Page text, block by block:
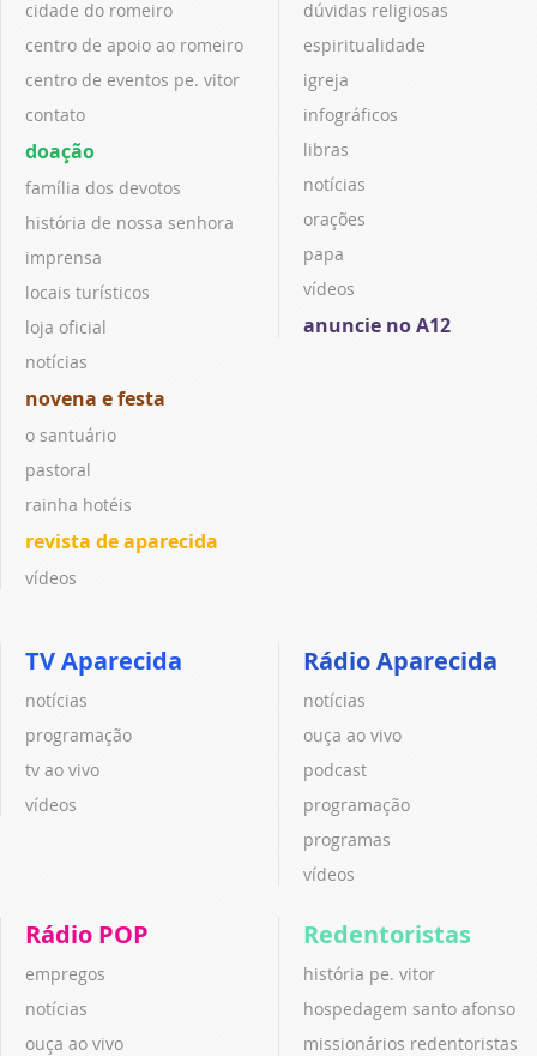
cidade do romeiro
centro de apoio ao romeiro
centro de eventos pe. vitor
contato
doação
família dos devotos
história de nossa senhora
imprensa
locais turísticos
loja oficial
notícias
novena e festa
o santuário
pastoral
rainha hotéis
revista de aparecida
vídeos
dúvidas religiosas
espiritualidade
igreja
infográficos
libras
notícias
orações
papa
vídeos
anuncie no A12
TV Aparecida
notícias
programação
tv ao vivo
vídeos
Rádio Aparecida
notícias
ouça ao vivo
podcast
programação
programas
vídeos
Rádio POP
empregos
notícias
ouça ao vivo
Redentoristas
história pe. vitor
hospedagem santo afonso
missionários redentoristas